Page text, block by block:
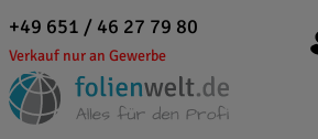
+49 651 / 46 27 79 80
Verkauf nur an Gewerbe